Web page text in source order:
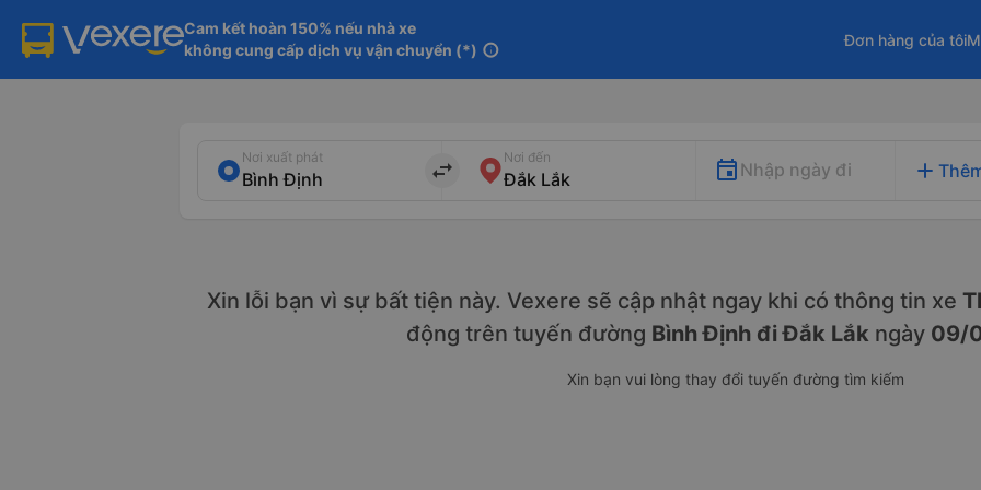
Cam kết hoàn 150% nếu nhà xe
không cung cấp dịch vụ vận chuyển (*) info
Đơn hàng của tôi
Nơi xuất phát
import_export
Nơi đến
Nhập ngày đi add
Xin lỗi bạn vì sự bất tiện này. Vexere sẽ cập nhật ngay khi có thông tin xe
động trên tuyến đường Bình Định đi Đắk Lắk ngày 09/
Xin bạn vui lòng thay đổi tuyến đường tìm kiếm